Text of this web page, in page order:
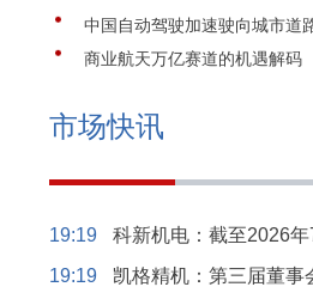
中国自动驾驶加速驶向城市道
商业航天万亿赛道的机遇解码
市场快讯
19:19
科新机电：截至2026
19:19
凯格精机：第三届董事